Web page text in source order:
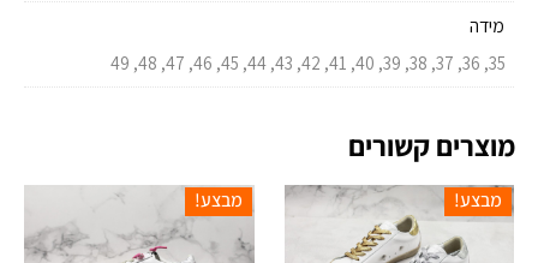
מידה
35, 36, 37, 38, 39, 40, 41, 42, 43, 44, 45, 46, 47, 48, 49
מוצרים קשורים
מבצע! מבצע!